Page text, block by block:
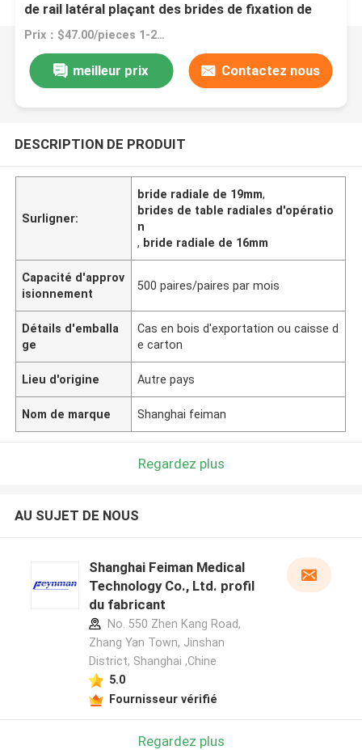
de rail latéral plaçant des brides de fixation de
bride
Prix：$47.00/pieces 1-20 pieces
meilleur prix Contactez nous
DESCRIPTION DE PRODUIT
Surligner:
bride radiale de 19mm,
brides de table radiales d'opératio
n
, bride radiale de 16mm
Capacité d'approv
isionnement
500 paires/paires par mois
Détails d'emballa
ge
Cas en bois d'exportation ou caisse d
e carton
Lieu d'origine Autre pays
Nom de marque Shanghai feiman
Regardez plus
AU SUJET DE NOUS
Shanghai Feiman Medical
Technology Co., Ltd. profil
du fabricant
No. 550 Zhen Kang Road,
Zhang Yan Town, Jinshan
District, Shanghai ,Chine
5.0
Fournisseur vérifié
Regardez plus